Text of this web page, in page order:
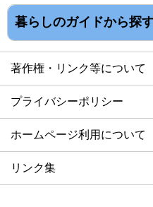
暮らしのガイドから探
著作権・リンク等について
プライバシーポリシー
ホームページ利用について
リンク集